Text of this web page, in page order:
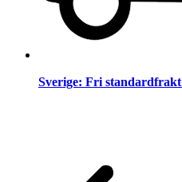
Sverige: Fri standardfrakt